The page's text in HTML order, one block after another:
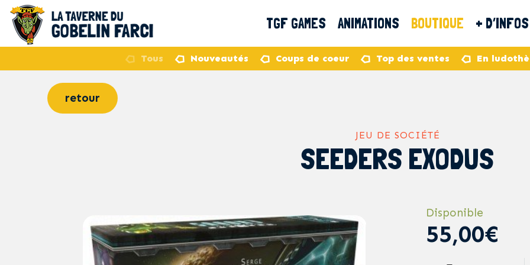
TGF GAMES ANIMATIONS BOUTIQUE + D’INFOS
Tous Nouveautés Coups de coeur Top des ventes En
retour
JEU DE SOCIÉTÉ
SEEDERS EXODUS
Disponible
55,00€